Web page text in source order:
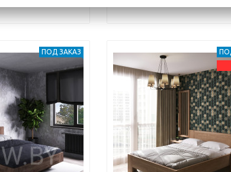
Next
ПОД ЗАКАЗ
Previous